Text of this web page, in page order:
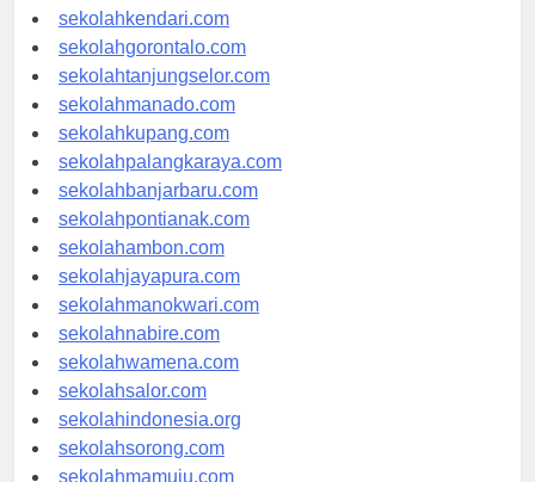
sekolahmakassar.com
sekolahkendari.com
sekolahgorontalo.com
sekolahtanjungselor.com
sekolahmanado.com
sekolahkupang.com
sekolahpalangkaraya.com
sekolahbanjarbaru.com
sekolahpontianak.com
sekolahambon.com
sekolahjayapura.com
sekolahmanokwari.com
sekolahnabire.com
sekolahwamena.com
sekolahsalor.com
sekolahindonesia.org
sekolahsorong.com